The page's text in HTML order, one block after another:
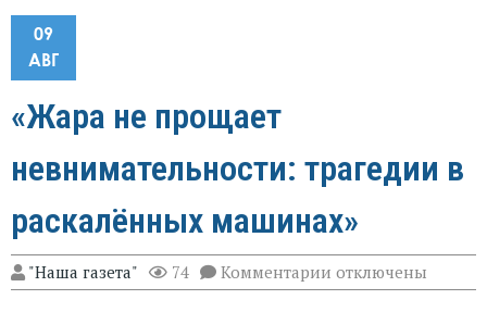
09
АВГ
«Жара не прощает
невнимательности: трагедии в
раскалённых машинах»
"Наша газета" 74 Комментарии к
записи
отключены